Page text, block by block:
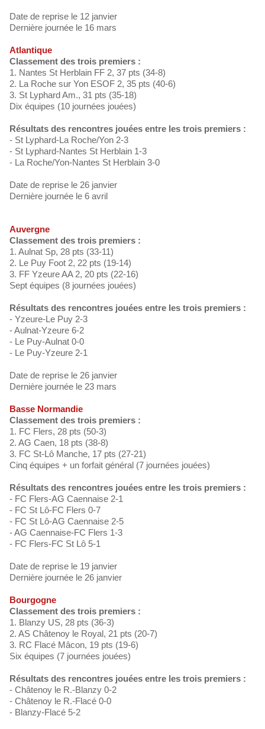
Date de reprise le 12 janvier
Dernière journée le 16 mars
Atlantique
Classement des trois premiers :
1. Nantes St Herblain FF 2, 37 pts (34-8)
2. La Roche sur Yon ESOF 2, 35 pts (40-6)
3. St Lyphard Am., 31 pts (35-18)
Dix équipes (10 journées jouées)
Résultats des rencontres jouées entre les trois premiers :
- St Lyphard-La Roche/Yon 2-3
- St Lyphard-Nantes St Herblain 1-3
- La Roche/Yon-Nantes St Herblain 3-0
Date de reprise le 26 janvier
Dernière journée le 6 avril
Auvergne
Classement des trois premiers :
1. Aulnat Sp, 28 pts (33-11)
2. Le Puy Foot 2, 22 pts (19-14)
3. FF Yzeure AA 2, 20 pts (22-16)
Sept équipes (8 journées jouées)
Résultats des rencontres jouées entre les trois premiers :
- Yzeure-Le Puy 2-3
- Aulnat-Yzeure 6-2
- Le Puy-Aulnat 0-0
- Le Puy-Yzeure 2-1
Date de reprise le 26 janvier
Dernière journée le 23 mars
Basse Normandie
Classement des trois premiers :
1. FC Flers, 28 pts (50-3)
2. AG Caen, 18 pts (38-8)
3. FC St-Lô Manche, 17 pts (27-21)
Cinq équipes + un forfait général (7 journées jouées)
Résultats des rencontres jouées entre les trois premiers :
- FC Flers-AG Caennaise 2-1
- FC St Lô-FC Flers 0-7
- FC St Lô-AG Caennaise 2-5
- AG Caennaise-FC Flers 1-3
- FC Flers-FC St Lô 5-1
Date de reprise le 19 janvier
Dernière journée le 26 janvier
Bourgogne
Classement des trois premiers :
1. Blanzy US, 28 pts (36-3)
2. AS Châtenoy le Royal, 21 pts (20-7)
3. RC Flacé Mâcon, 19 pts (19-6)
Six équipes (7 journées jouées)
Résultats des rencontres jouées entre les trois premiers :
- Châtenoy le R.-Blanzy 0-2
- Châtenoy le R.-Flacé 0-0
- Blanzy-Flacé 5-2